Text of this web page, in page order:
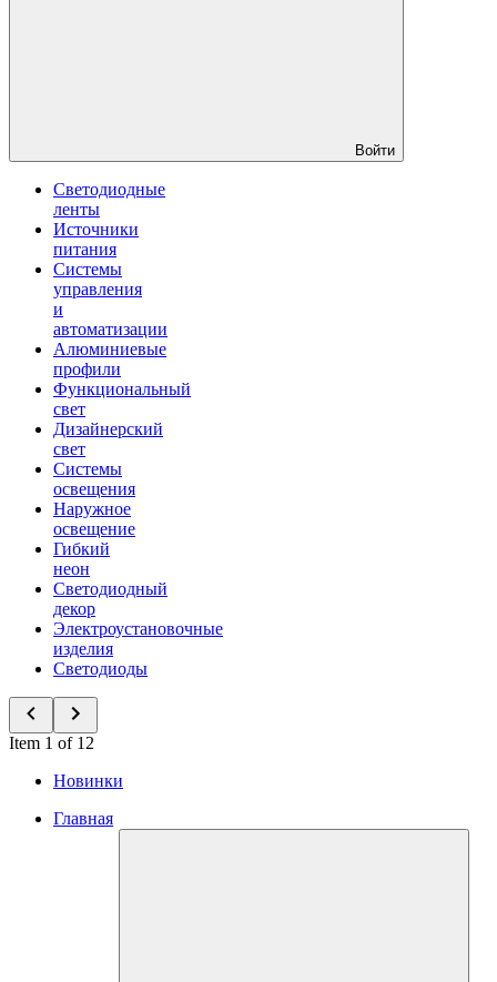
Войти
Светодиодные
ленты
Источники
питания
Системы
управления
и
автоматизации
Алюминиевые
профили
Функциональный
свет
Дизайнерский
свет
Системы
освещения
Наружное
освещение
Гибкий
неон
Светодиодный
декор
Электроустановочные
изделия
Светодиоды
Item 1 of 12
Новинки
Главная